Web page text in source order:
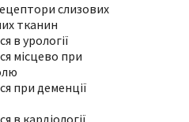
слизових
тканин
в урології
місцево при
при деменції
в кардіології